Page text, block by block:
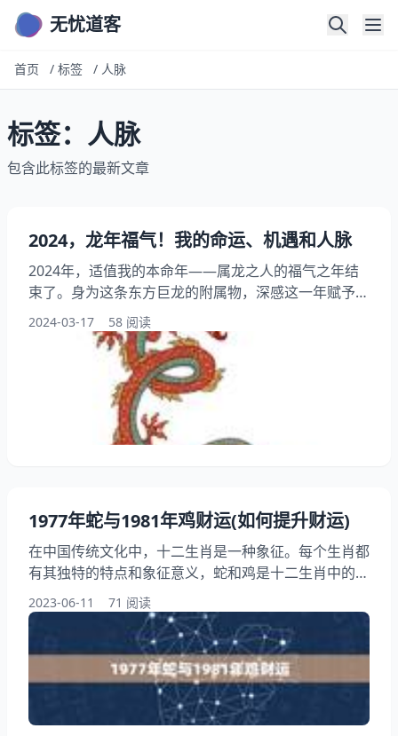
无忧道客
首页 / 标签 / 人脉
标签：人脉
包含此标签的最新文章
2024，龙年福气！我的命运、机遇和人脉
2024年，适值我的本命年——属龙之人的福气之年结
束了。身为这条东方巨龙的附属物，深感这一年赋予我
独特的魅力与非凡的机遇。秉承客观、严谨的原则，从
亲身经历出发，和大家分享其中所蕴含的种种细节。
一、独特的命运 身为辰龙之人，我深谙自身的独特
性。在2024年这一特定时期，命星辰光降临于我身
上，使我体会到幸运之神的祝福。无论是职业生涯中的
晋升还是财力状况的改善，都让我深刻认识到自我非凡
2024-03-17 58 阅读
1977年蛇与1981年鸡财运(如何提升财运)
在中国传统文化中，十二生肖是一种象征。每个生肖都
有其独特的特点和象征意义，蛇和鸡是十二生肖中的两
个。对于出生在1977年蛇和1981年鸡的人来说，他们
的财运如何提升呢？本文将从多个方面为大家详细介
绍。 一、蛇年财运提升 1.1投资理财 出生在蛇年的
人，通常具有敏锐的洞察力和冷静的头脑，这使得他们
在投资理财方面具有一定的优势。如果想要提升财运，
可以考虑通过投资理财来。 可以选择一些稳健的投资
品种
2023-06-11 71 阅读